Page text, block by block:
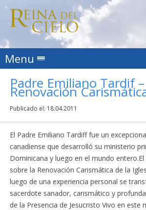
Menu Skip to content
Padre Emiliano Tardif –
Renovación
Publicado el: 18.04.2011
El Padre Emiliano Tardiff fue un
canadiense que desarrolló su ministerio
Dominicana y luego en el mundo
sobre la Renovación Carismática de la
luego de una experiencia personal se
sacerdote sanador, carismático y
de la Presencia de Jesucristo Vivo en este